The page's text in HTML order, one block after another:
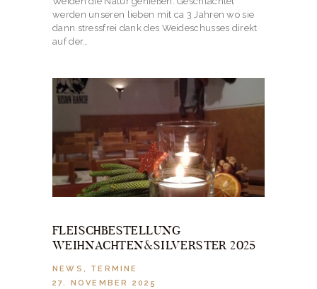
werden unseren lieben mit ca 3 Jahren wo sie
dann stressfrei dank des Weideschusses direkt
auf der…
FLEISCHBESTELLUNG
WEIHNACHTEN&SILVERSTER 2025
NEWS , TERMINE
27. NOVEMBER 2025